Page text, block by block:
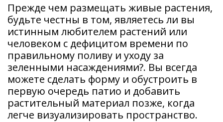
Прежде чем размещать живые растения,
будьте честны в том, являетесь ли вы
истинным любителем растений или
человеком с дефицитом времени по
правильному поливу и уходу за
зеленными насаждениями?. Вы всегда
можете сделать форму и обустроить в
первую очередь патио и добавить
растительный материал позже, когда
легче визуализировать пространство.